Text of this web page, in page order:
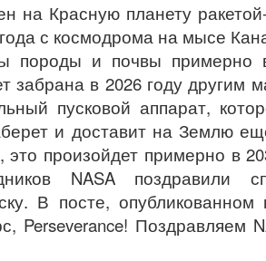
на Красную планету
с космодрома на мысе
породы и почвы примерно
забрана в 2026 году другим
пусковой аппарат,
и доставит на Землю
это произойдет примерно в
NASA поздравили
В посте, опубликованном
Perseverance! Поздравляем